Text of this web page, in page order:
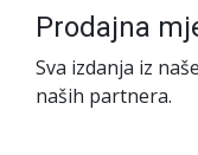
Prodajna
Sva izdanja iz
naših partnera.